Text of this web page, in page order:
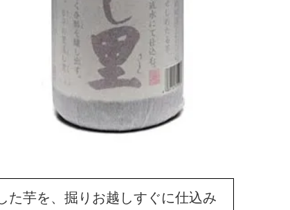
た芋を、掘りお越しすぐに仕込み